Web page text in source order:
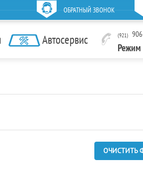
ОБРАТНЫЙ ЗВОНОК
Автосервис (921)
Режим
ОЧИСТИТЬ